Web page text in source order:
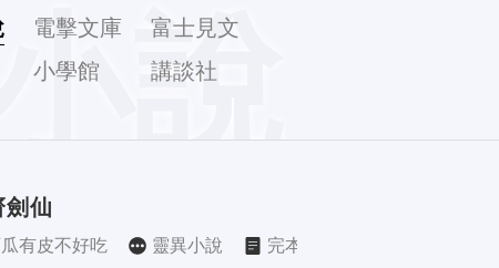
說
電擊文庫
富士見文
庫
小學館
講談社
劍仙
有皮不好吃 靈異小說
完本